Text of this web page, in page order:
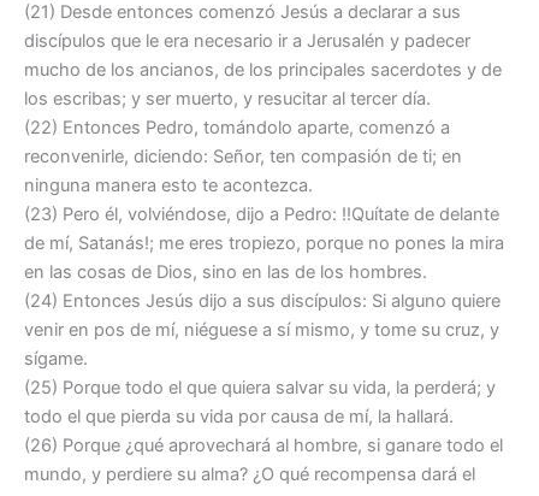
(21) Desde entonces comenzó Jesús a declarar a sus
discípulos que le era necesario ir a Jerusalén y padecer
mucho de los ancianos, de los principales sacerdotes y de
los escribas; y ser muerto, y resucitar al tercer día.
(22) Entonces Pedro, tomándolo aparte, comenzó a
reconvenirle, diciendo: Señor, ten compasión de ti; en
ninguna manera esto te acontezca.
(23) Pero él, volviéndose, dijo a Pedro: !!Quítate de delante
de mí, Satanás!; me eres tropiezo, porque no pones la mira
en las cosas de Dios, sino en las de los hombres.
(24) Entonces Jesús dijo a sus discípulos: Si alguno quiere
venir en pos de mí, niéguese a sí mismo, y tome su cruz, y
sígame.
(25) Porque todo el que quiera salvar su vida, la perderá; y
todo el que pierda su vida por causa de mí, la hallará.
(26) Porque ¿qué aprovechará al hombre, si ganare todo el
mundo, y perdiere su alma? ¿O qué recompensa dará el